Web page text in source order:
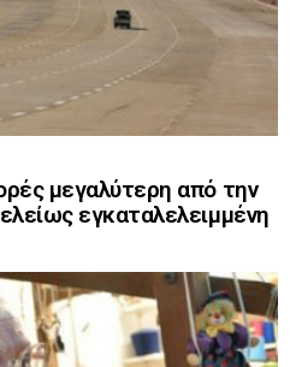
μεγαλύτερη από την
εγκαταλελειμμένη